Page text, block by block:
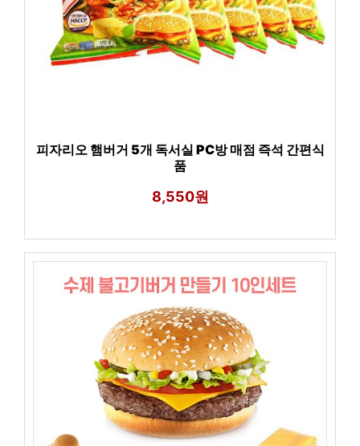
피자리오 햄버거 5개 독서실 PC방 매점 즉석 간편식
품
8,550원